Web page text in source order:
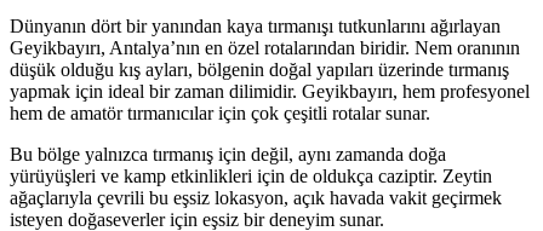
Dünyanın dört bir yanından kaya tırmanışı tutkunlarını ağırlayan
Geyikbayırı, Antalya’nın en özel rotalarından biridir. Nem oranının
düşük olduğu kış ayları, bölgenin doğal yapıları üzerinde tırmanış
yapmak için ideal bir zaman dilimidir. Geyikbayırı, hem profesyonel
hem de amatör tırmanıcılar için çok çeşitli rotalar sunar.
Bu bölge yalnızca tırmanış için değil, aynı zamanda doğa
yürüyüşleri ve kamp etkinlikleri için de oldukça caziptir. Zeytin
ağaçlarıyla çevrili bu eşsiz lokasyon, açık havada vakit geçirmek
isteyen doğaseverler için eşsiz bir deneyim sunar.